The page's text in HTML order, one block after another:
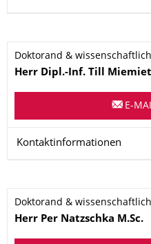
Doktorand &
Name
Herr Dipl.-Inf. Till
E-
Kontaktinformationen
Doktorand &
Name
Herr Per Natzschka M.Sc.